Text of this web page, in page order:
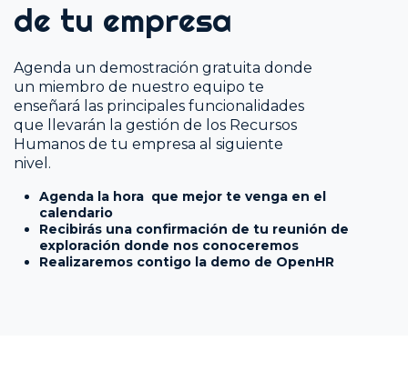
de tu empresa
Agenda un demostración gratuita donde
un miembro de nuestro equipo te
enseñará las principales funcionalidades
que llevarán la gestión de los Recursos
Humanos de tu empresa al siguiente
nivel.
Agenda la hora que mejor te venga en el
calendario
Recibirás una confirmación de tu reunión de
exploración donde nos conoceremos
Realizaremos contigo la demo de OpenHR